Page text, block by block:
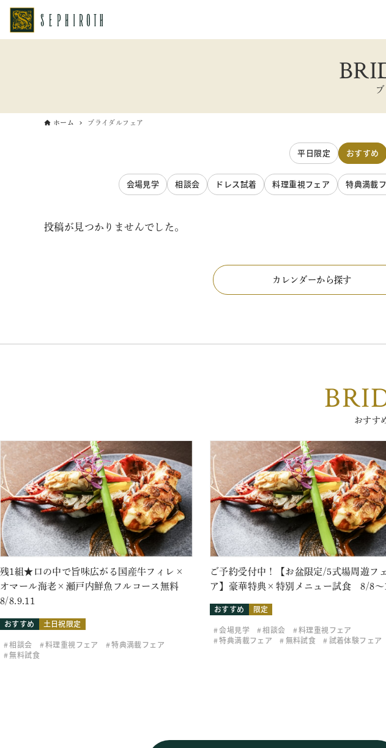
ホーム ブライダルフェア
平日限定 おすすめ
会場見学 相談会 ドレス試着 料理重視フェア 特典満載
投稿が見つかりませんでした。
カレンダーから探す
おすす
残1組★口の中で旨味広がる国産牛フィレ×
オマール海老×瀬戸内鮮魚フルコース無料
8/8.9.11
おすすめ
土日祝限定
相談会
料理重視フェア
特典満載フェア
無料試食
ご予約受付中！【お盆限定/5式場周遊フェ
ア】豪華特典×特別メニュー試食 8/8～
おすすめ
限定
会場見学
相談会
料理重視フェア
特典満載フェア
無料試食 試着体験フェア